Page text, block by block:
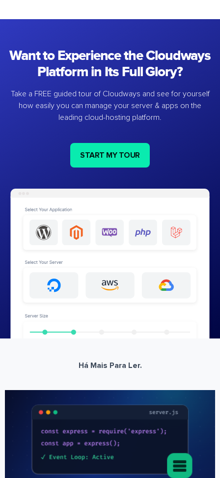
Want to Experience the Cloudways
Platform in Its Full Glory?
Take a FREE guided tour of Cloudways and see for yourself
how easily you can manage your server & apps on the
leading cloud-hosting platform.
START MY TOUR
Há Mais Para Ler.